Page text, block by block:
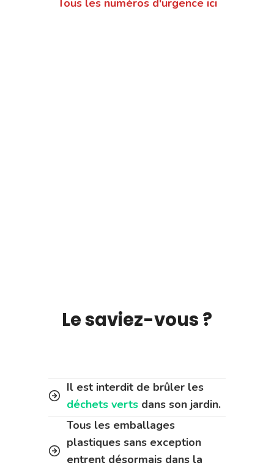
Tous les numéros d'urgence ici
Le saviez-vous ?
Il est interdit de brûler les
déchets verts dans son jardin.
Tous les emballages
plastiques sans exception
entrent désormais dans la